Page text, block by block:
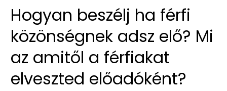
Hogyan beszélj ha férfi
közönségnek adsz elő? Mi
az amitől a férfiakat
elveszted előadóként?